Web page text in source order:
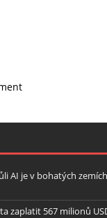
AI je v bohatých
zaplatit 567 milionů